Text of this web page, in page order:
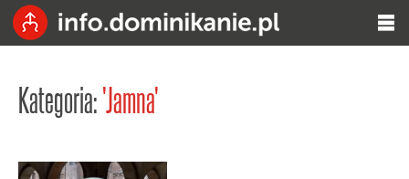
Kategoria:'Jamna'